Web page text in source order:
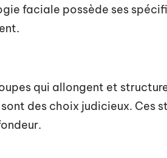
faciale possède ses
qui allongent et
sont des choix judicieux. Ces